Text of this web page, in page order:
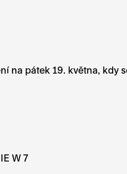
na pátek 19. května,
W 7